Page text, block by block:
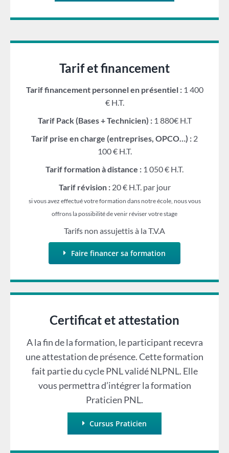
Tarif et financement
Tarif financement personnel en présentiel : 1 400
€ H.T.
Tarif Pack (Bases + Technicien) : 1 880€ H.T
Tarif prise en charge (entreprises, OPCO…) : 2
100 € H.T.
Tarif formation à distance : 1 050 € H.T.
Tarif révision : 20 € H.T. par jour
si vous avez effectué votre formation dans notre école, nous vous
offrons la possibilité de venir réviser votre stage
Tarifs non assujettis à la T.V.A
Faire financer sa formation
Certificat et attestation
A la fin de la formation, le participant recevra
une attestation de présence. Cette formation
fait partie du cycle PNL validé NLPNL. Elle
vous permettra d’intégrer la formation
Praticien PNL.
Cursus Praticien